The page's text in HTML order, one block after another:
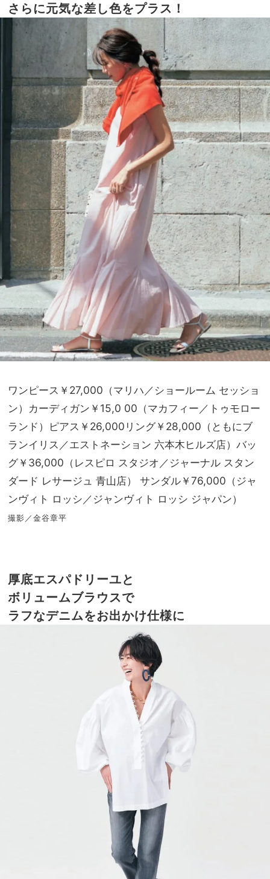
さらに元気な差し色をプラス！
ワンピース￥27,000（マリハ／ショールーム セッショ
ン）カーディガン￥15,0 00（マカフィー／トゥモロー
ランド）ピアス￥26,000リング￥28,000（ともにブ
ランイリス／エストネーション 六本木ヒルズ店）バッ
グ￥36,000（レスピロ スタジオ／ジャーナル スタン
ダード レサージュ 青山店） サンダル￥76,000（ジャ
ンヴィト ロッシ／ジャンヴィト ロッシ ジャパン）
撮影／金谷章平
厚底エスパドリーユと
ボリュームブラウスで
ラフなデニムをお出かけ仕様に